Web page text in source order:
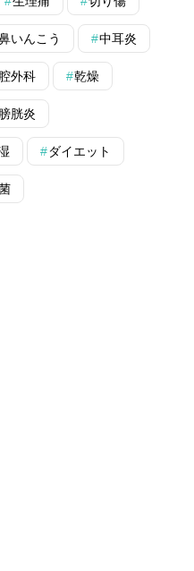
いんこう 中耳炎
外科 乾燥
膀胱炎
ダイエット